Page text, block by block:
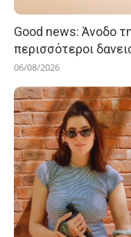
Good news: Άνοδο
περισσότεροι
06/08/2026